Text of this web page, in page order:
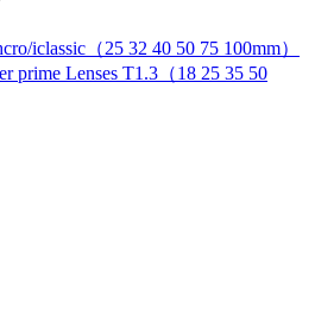
iclassic（25 32 40 50 75 100mm）
prime Lenses T1.3（18 25 35 50